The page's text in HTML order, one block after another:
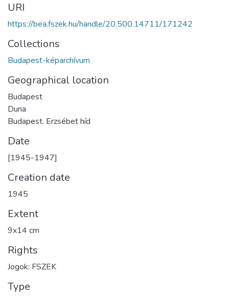
URI
https://bea.fszek.hu/handle/20.500.14711/171242
Collections
Budapest-képarchívum
Geographical location
Budapest
Duna
Budapest. Erzsébet híd
Date
[1945-1947]
Creation date
1945
Extent
9x14 cm
Rights
Jogok: FSZEK
Type